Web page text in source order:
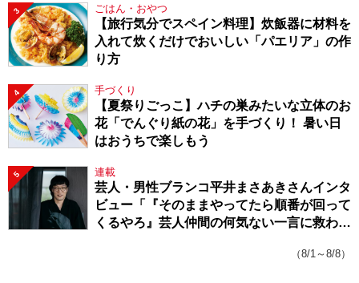
3 ごはん・おやつ
【旅行気分でスペイン料理】炊飯器に材料を
入れて炊くだけでおいしい「パエリア」の作
り方
4 手づくり
【夏祭りごっこ】ハチの巣みたいな立体のお
花「でんぐり紙の花」を手づくり！ 暑い日
はおうちで楽しもう
5 連載
芸人・男性ブランコ平井まさあきさんインタ
ビュー「『そのままやってたら順番が回って
くるやろ』芸人仲間の何気ない一言に救われ
（8/1～8/8）